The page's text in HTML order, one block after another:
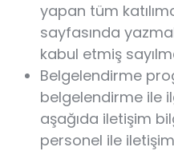
yapan tüm
sayfasında
kabul etmiş
Belgelendirme
belgelendirme ile
aşağıda iletişim
personel ile